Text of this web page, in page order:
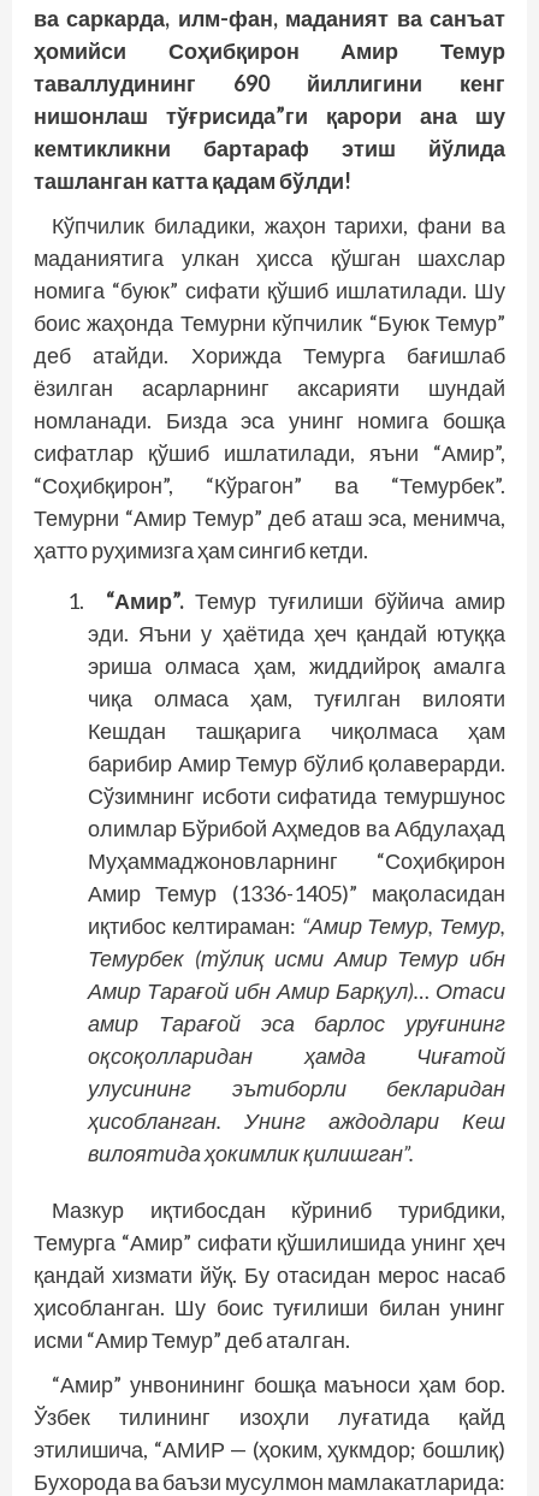
ва саркарда, илм-фан, маданият ва санъат
ҳомийси Соҳибқирон Амир Темур
таваллудининг 690 йиллигини кенг
нишонлаш тўғрисида”ги қарори ана шу
кемтикликни бартараф этиш йўлида
ташланган катта қадам бўлди!
Кўпчилик биладики, жаҳон тарихи, фани ва
маданиятига улкан ҳисса қўшган шахслар
номига “буюк” сифати қўшиб ишлатилади. Шу
боис жаҳонда Темурни кўпчилик “Буюк Темур”
деб атайди. Хорижда Темурга бағишлаб
ёзилган асарларнинг аксарияти шундай
номланади. Бизда эса унинг номига бошқа
сифатлар қўшиб ишлатилади, яъни “Амир”,
“Соҳибқирон”, “Кўрагон” ва “Темурбек”.
Темурни “Амир Темур” деб аташ эса, менимча,
ҳатто руҳимизга ҳам сингиб кетди.
“Амир”. Темур туғилиши бўйича амир
эди. Яъни у ҳаётида ҳеч қандай ютуққа
эриша олмаса ҳам, жиддийроқ амалга
чиқа олмаса ҳам, туғилган вилояти
Кешдан ташқарига чиқолмаса ҳам
барибир Амир Темур бўлиб қолаверарди.
Сўзимнинг исботи сифатида темуршунос
олимлар Бўрибой Аҳмедов ва Абдулаҳад
Муҳаммаджоновларнинг “Соҳибқирон
Амир Темур (1336-1405)” мақоласидан
иқтибос келтираман: “Амир Темур, Темур,
Темурбек (тўлиқ исми Амир Темур ибн
Амир Тарағой ибн Амир Барқул)… Отаси
амир Тарағой эса барлос уруғининг
оқсоқолларидан ҳамда Чиғатой
улусининг эътиборли бекларидан
ҳисобланган. Унинг аждодлари Кеш
вилоятида ҳокимлик қилишган”.
Мазкур иқтибосдан кўриниб турибдики,
Темурга “Амир” сифати қўшилишида унинг ҳеч
қандай хизмати йўқ. Бу отасидан мерос насаб
ҳисобланган. Шу боис туғилиши билан унинг
исми “Амир Темур” деб аталган.
“Амир” унвонининг бошқа маъноси ҳам бор.
Ўзбек тилининг изоҳли луғатида қайд
этилишича, “АМИР — (ҳоким, ҳукмдор; бошлиқ)
Бухорода ва баъзи мусулмон мамлакатларида: